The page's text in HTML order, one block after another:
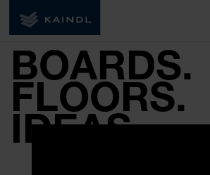
BOARDS.
FLOORS.
IDEAS.